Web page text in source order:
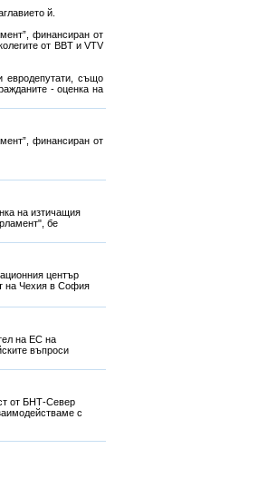
й.
финансиран от
от BBT и VTV
евродепутати, също
- оценка на
финансиран от
на изтичащия
бе
център
на Чехия в София
на ЕС на
въпроси
от БНТ-Север
с